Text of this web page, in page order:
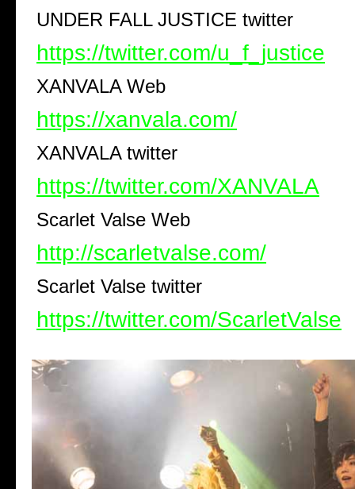
UNDER FALL JUSTICE twitter
https://twitter.com/u_f_justice
XANVALA Web
https://xanvala.com/
XANVALA twitter
https://twitter.com/XANVALA
Scarlet Valse Web
http://scarletvalse.com/
Scarlet Valse twitter
https://twitter.com/ScarletValse